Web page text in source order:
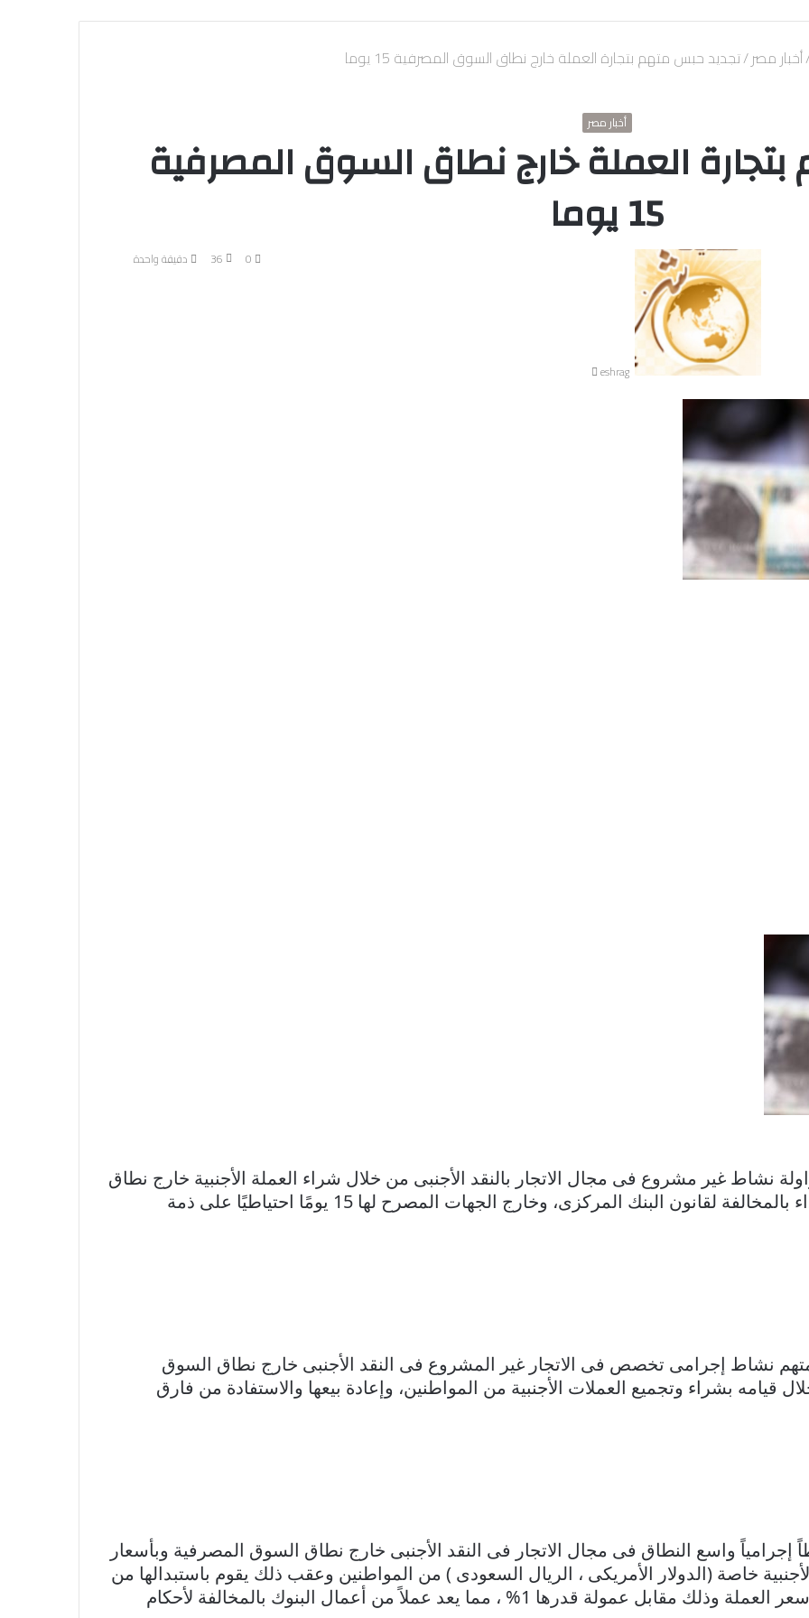
أخبار مصر/تجديد حبس متهم بتجارة العملة خارج نطاق السوق المصرفية 15 يوما
أخبار مصر
العملة خارج نطاق السوق المصرفية
15 يوما
eshrag
0
36 دقيقة واحدة
نشاط غير مشروع فى مجال الاتجار بالنقد الأجنبى من خلال شراء العملة الأجنبية خارج نطاق
السوق المصرفية، وبأسعار السوق السوداء بالمخالفة لقانون البنك المركزى، وخارج الجهات المصرح لها 15 يومًا احتياطيًا على ذمة
نشاط إجرامى تخصص فى الاتجار غير المشروع فى النقد الأجنبى خارج نطاق السوق
قيامه بشراء وتجميع العملات الأجنبية من المواطنين، وإعادة بيعها والاستفادة من فارق
واسع النطاق فى مجال الاتجار فى النقد الأجنبى خارج نطاق السوق المصرفية وبأسعار
خاصة (الدولار الأمريكى ، الريال السعودى ) من المواطنين وعقب ذلك يقوم باستبدالها من
البنوك بالعملة الوطنية مستفيد من فارق سعر العملة وذلك مقابل عمولة قدرها 1% ، مما يعد عملاً من أعمال البنوك بالمخالفة لأحكام